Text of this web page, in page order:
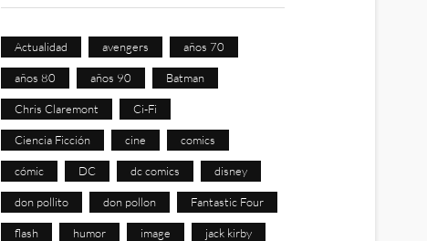
Actualidad avengers años 70
años 80 años 90 Batman
Chris Claremont Ci-Fi
Ciencia Ficción cine comics
cómic DC dc comics disney
don pollito don pollon Fantastic Four
flash humor image jack kirby